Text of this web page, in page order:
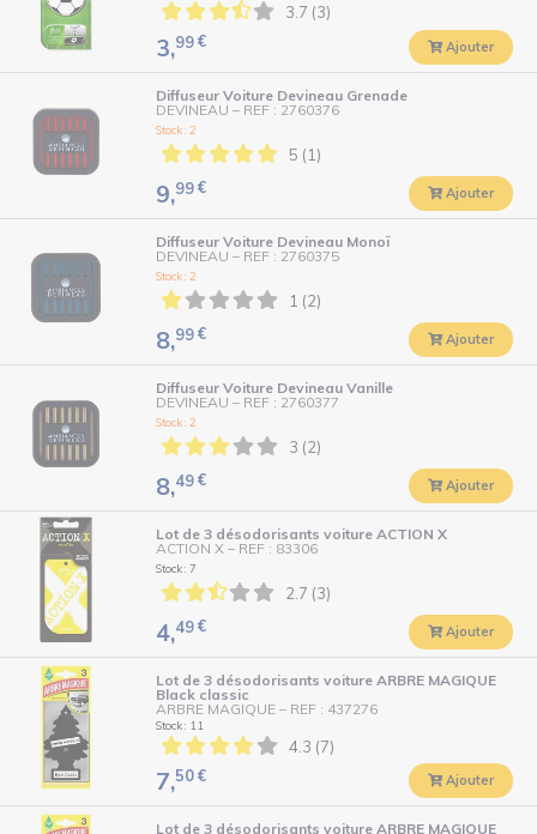
3.7 (3)
3,99€ Ajouter
Diffuseur Voiture Devineau Grenade
DEVINEAU – REF : 2760376
Stock : 2
5 (1)
9,99€ Ajouter
Diffuseur Voiture Devineau Monoï
DEVINEAU – REF : 2760375
Stock : 2
1 (2)
8,99€ Ajouter
Diffuseur Voiture Devineau Vanille
DEVINEAU – REF : 2760377
Stock : 2
3 (2)
8,49€ Ajouter
Lot de 3 désodorisants voiture ACTION X
ACTION X – REF : 83306
Stock : 7
2.7 (3)
4,49€ Ajouter
Lot de 3 désodorisants voiture ARBRE MAGIQUE
Black classic
ARBRE MAGIQUE – REF : 437276
Stock : 11
4.3 (7)
7,50€ Ajouter
Lot de 3 désodorisants voiture ARBRE MAGIQUE